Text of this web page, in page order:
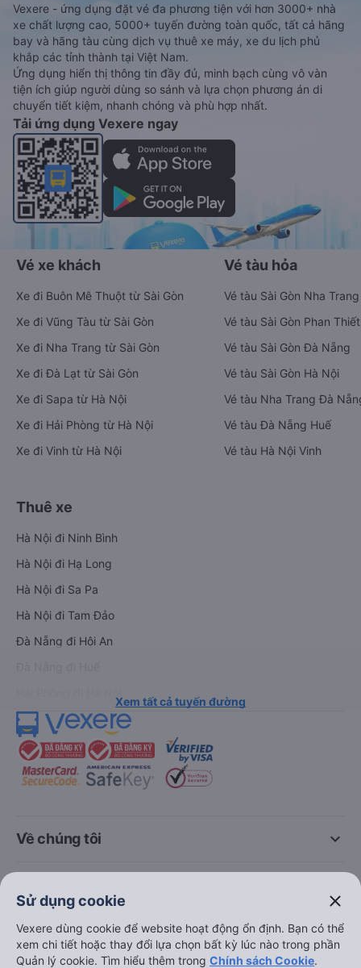
Vexere - ứng dụng đặt vé đa phương tiện với hơn 3000+ nhà
xe chất lượng cao, 5000+ tuyến đường toàn quốc, tất cả hãng
bay và hãng tàu cùng dịch vụ thuê xe máy, xe du lịch phủ
khắp các tỉnh thành tại Việt Nam.
Ứng dụng hiển thị thông tin đầy đủ, minh bạch cùng vô vàn
tiện ích giúp người dùng so sánh và lựa chọn phương án di
chuyển tiết kiệm, nhanh chóng và phù hợp nhất.
Tải ứng dụng Vexere ngay
Vé xe khách
Xe đi Buôn Mê Thuột từ Sài Gòn
Xe đi Vũng Tàu từ Sài Gòn
Xe đi Nha Trang từ Sài Gòn
Xe đi Đà Lạt từ Sài Gòn
Xe đi Sapa từ Hà Nội
Xe đi Hải Phòng từ Hà Nội
Xe đi Vinh từ Hà Nội
Vé tàu hỏa
Vé tàu Sài Gòn Nha Trang
Vé tàu Sài Gòn Phan Thiết
Vé tàu Sài Gòn Đà Nẵng
Vé tàu Sài Gòn Hà Nội
Vé tàu Nha Trang Đà
Vé tàu Đà Nẵng Huế
Vé tàu Hà Nội Vinh
Thuê xe
Hà Nội đi Ninh Bình
Hà Nội đi Hạ Long
Hà Nội đi Sa Pa
Hà Nội đi Tam Đảo
Đà Nẵng đi Hội An
Xem tất cả tuyến đường
keyboard_arrow_down
Về chúng tôi
keyboard_arrow_down
Trở thành đối tác
Sử dụng cookie close
Vexere dùng cookie để website hoạt động ổn định. Bạn có thể
xem chi tiết hoặc thay đổi lựa chọn bất kỳ lúc nào trong phần
Quản lý cookie. Tìm hiểu thêm trong Chính sách Cookie.